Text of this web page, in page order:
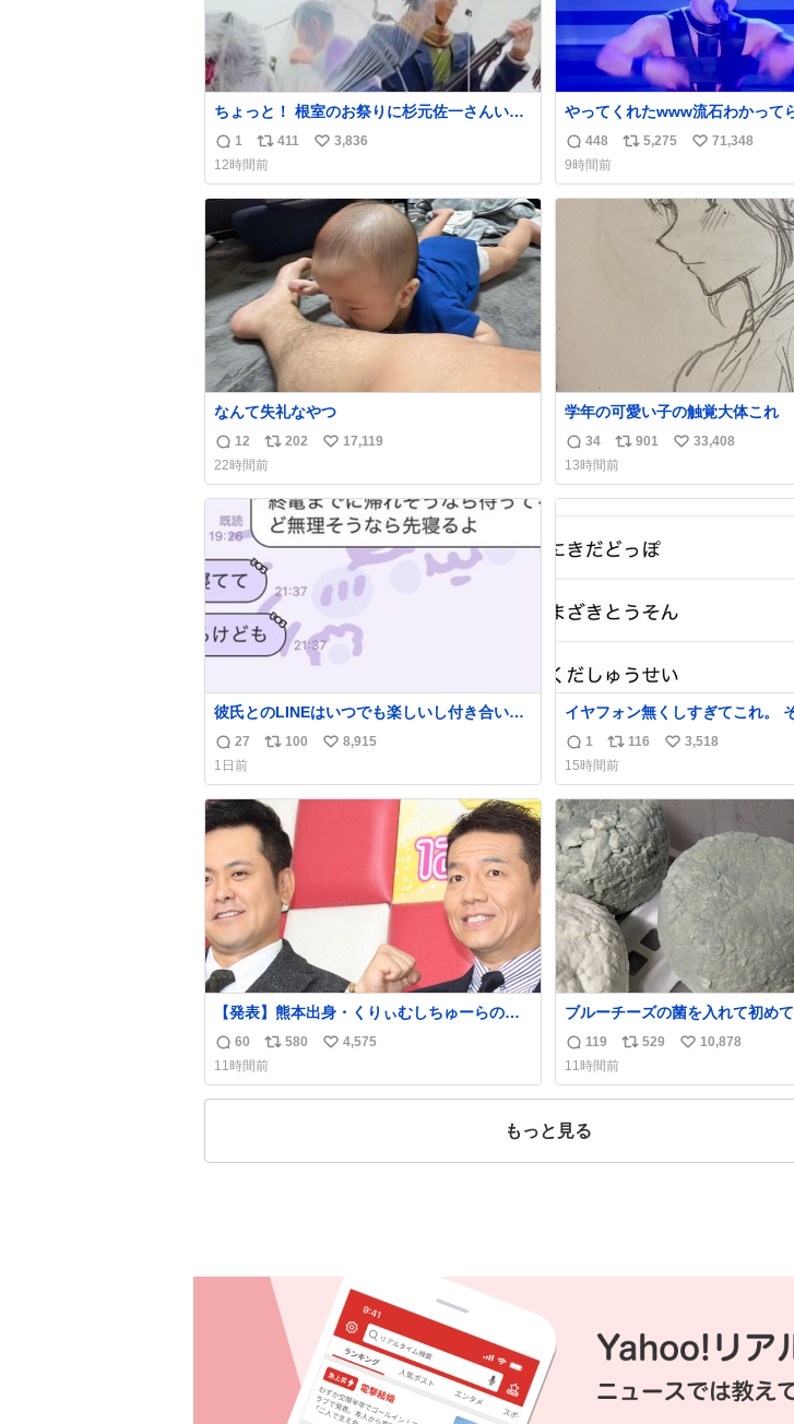
ちょっと！ 根室のお祭りに杉元佐一さんいる
じゃん！
返
信
数
1
リ
ポ
ス
411
い
ね
数
3,836
12時間前
やってくれたwww流石わかって
🤣🤣 #Mステ #西川貴教
返
信
数
448
リ
ス
5,275
い
ね
数
71,348
9時間前
なんて失礼なやつ
返
信
数
12
リ
ポ
ス
ト
数
202
い
ね
数
17,119
22時間前
学年の可愛い子の触覚大体これ
返
信
数
34
リ
ポ
ス
数
901
い
ね
33,408
13時間前
彼氏とのLINEはいつでも楽しいし付き合いた
ての頃の嬉しかったLINEは無限にあるけど(同
棲前は1日で各50通くらい送りあってたし)最
近嬉しかったのはこれ
返
信
数
27
リ
ス
ト
数
100
い
ね
8,915
1日前
イヤフォン無くしすぎてこれ。
った男のセコムの名前にしてる
返
信
数
1
リ
ポ
ス
ト
数
116
い
ね
数
3,518
15時間前
【発表】熊本出身・くりぃむしちゅーらの所
属事務所、被災地に義援金寄付
news.livedoor.com/article/detail… くりぃむ
しちゅーやマツコ、有働由美子らが所属する
芸能事務所「チャッターボックス」が7日、公
返
信
数
60
リ
ポ
ス
580
い
ね
4,575
11時間前
ブルーチーズの菌を入れて初め
チーズなんだけど 本能でちょっ
っちゃう見た目だな
返
信
数
119
リ
ス
529
い
ね
10,878
11時間前
もっと見る